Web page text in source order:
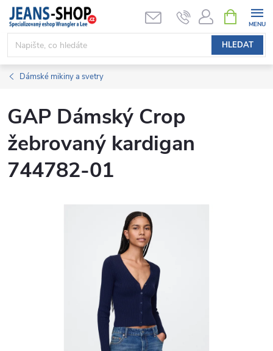
Přejít
obsah
HLEDAT
NÁKUPNÍ
KOŠÍK
Dámské mikiny a svetry
GAP Dámský Crop
žebrovaný kardigan
744782-01